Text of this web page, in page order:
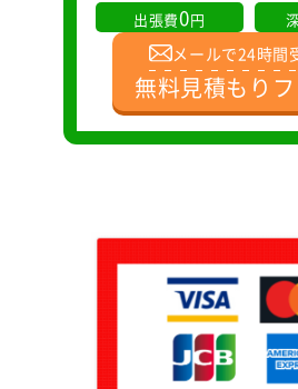
出張費0円
メールで24時間
無料見積もり